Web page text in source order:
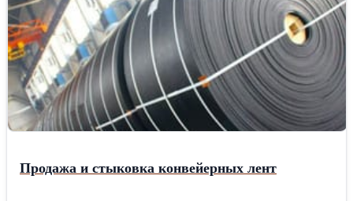
диаметр эксплуатационной колонны…114, 146, 168; -
габаритные размеры: длина 16058 мм, диаметр Ø89 мм; - масса
22,2 кг; - рабочий диапазон пропускной способности до 200 м3/
сут.
Продажа и стыковка конвейерных лент